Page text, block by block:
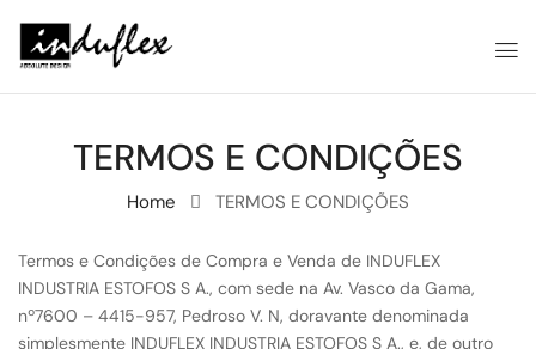
TERMOS E CONDIÇÕES
Home TERMOS E CONDIÇÕES
Termos e Condições de Compra e Venda de INDUFLEX
INDUSTRIA ESTOFOS S A., com sede na Av. Vasco da Gama,
nº7600 – 4415-957, Pedroso V. N, doravante denominada
simplesmente INDUFLEX INDUSTRIA ESTOFOS S A., e, de outro